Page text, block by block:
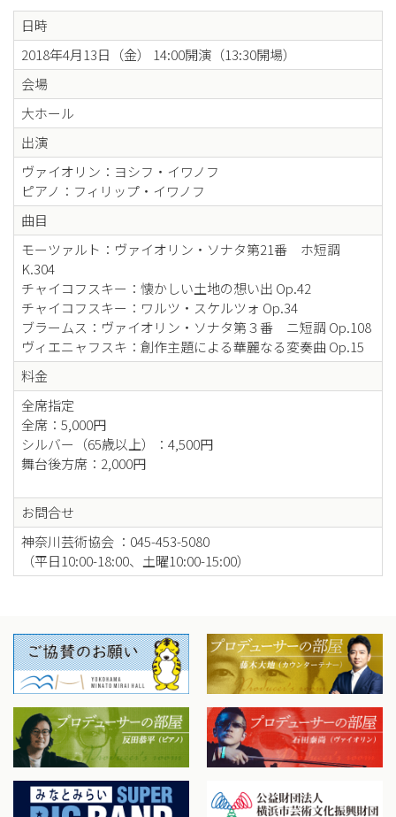
日時
2018年4月13日（金） 14:00開演（13:30開場）
会場
大ホール
出演
ヴァイオリン：ヨシフ・イワノフ
ピアノ：フィリップ・イワノフ
曲目
モーツァルト：ヴァイオリン・ソナタ第21番 ホ短調
K.304
チャイコフスキー：懐かしい土地の想い出 Op.42
チャイコフスキー：ワルツ・スケルツォ Op.34
ブラームス：ヴァイオリン・ソナタ第３番 ニ短調 Op.108
ヴィエニャフスキ：創作主題による華麗なる変奏曲 Op.15
料金
全席指定
全席：5,000円
シルバー（65歳以上）：4,500円
舞台後方席：2,000円
お問合せ
神奈川芸術協会 ：045-453-5080
（平日10:00-18:00、土曜10:00-15:00）